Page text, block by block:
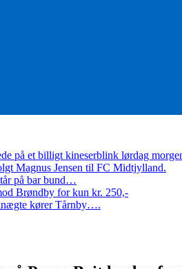
på et billigt kineserblink lørdag
Magnus Jensen til FC Midtjylland.
på bar bund…
Brøndby for kun kr. 250,-
kører Tårnby….